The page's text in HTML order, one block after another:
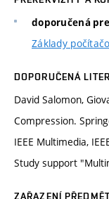
doporučená
Základy
DOPORUČENÁ
David Salomon,
Compression.
IEEE Multimedia,
Study support
ZAŘAZENÍ